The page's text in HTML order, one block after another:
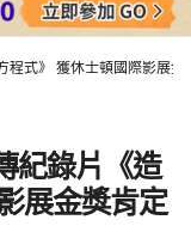
程式》 獲休士頓國際影展金
紀錄片《造
展金獎肯定